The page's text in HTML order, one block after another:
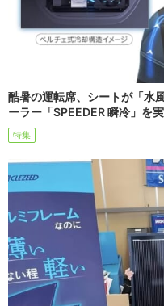
酷暑の運転席、シートが「水
ーラー「SPEEDER 瞬冷」を
特集